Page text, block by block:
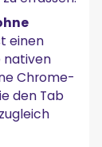
einen
nativen
Chrome-
den Tab